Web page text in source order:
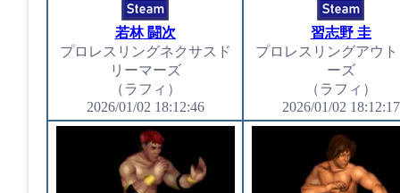
若林 闘次
プロレスリングネクサスド
リーマーズ
（ラフィ）
2026/01/02 18:12:46
習志野 圭
プロレスリングアウ
ーズ
（ラフィ）
2026/01/02 18:12:17